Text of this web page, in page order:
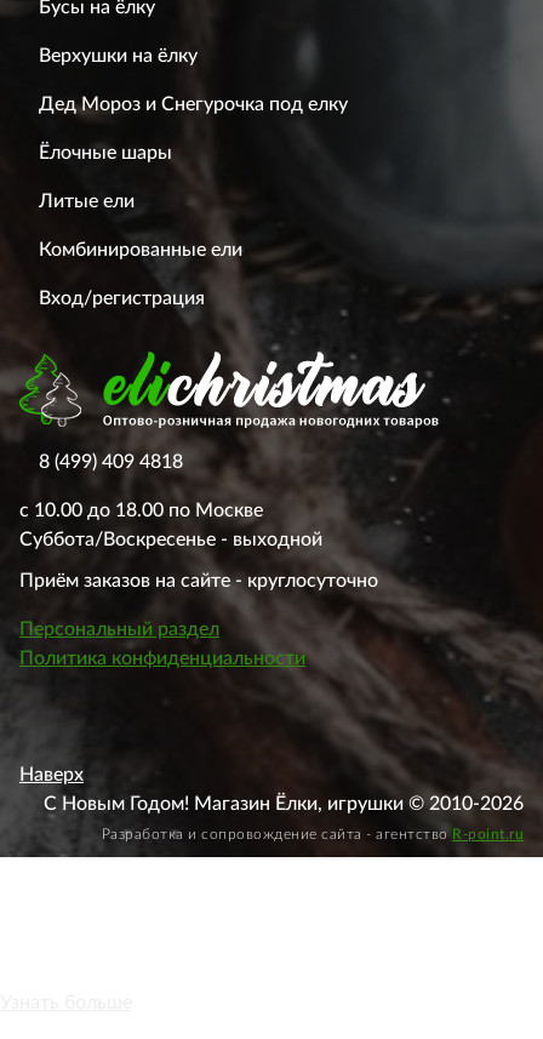
Бусы на ёлку
Верхушки на ёлку
Дед Мороз и Снегурочка под елку
Ёлочные шары
Литые ели
Комбинированные ели
Вход/регистрация
8 (499) 409 4818
с 10.00 до 18.00 по Москве
Суббота/Воскресенье - выходной
Приём заказов на сайте - круглосуточно
Персональный раздел
Политика конфиденциальности
Наверх
С Новым Годом! Магазин Ёлки, игрушки © 2010-2026
Разработка и сопровождение сайта - агентство R-point.ru